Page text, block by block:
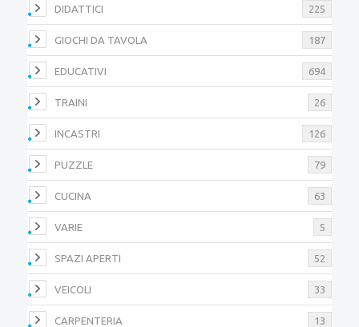
DIDATTICI 225
GIOCHI DA TAVOLA 187
EDUCATIVI 694
TRAINI 26
INCASTRI 126
PUZZLE 79
CUCINA 63
VARIE 5
SPAZI APERTI 52
VEICOLI 33
CARPENTERIA 13